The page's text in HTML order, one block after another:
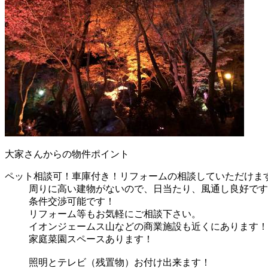
大家さんからの物件ポイント
ペット相談可！車庫付き！リフォームの相談していただけま
周りに高い建物がないので、日当たり、風通し良好で
条件交渉可能です！
リフォーム等もお気軽にご相談下さい。
イオンジェームス山などの商業施設も近くにあります！
家庭菜園スペースあります！
照明とテレビ（残置物）お付け出来ます！